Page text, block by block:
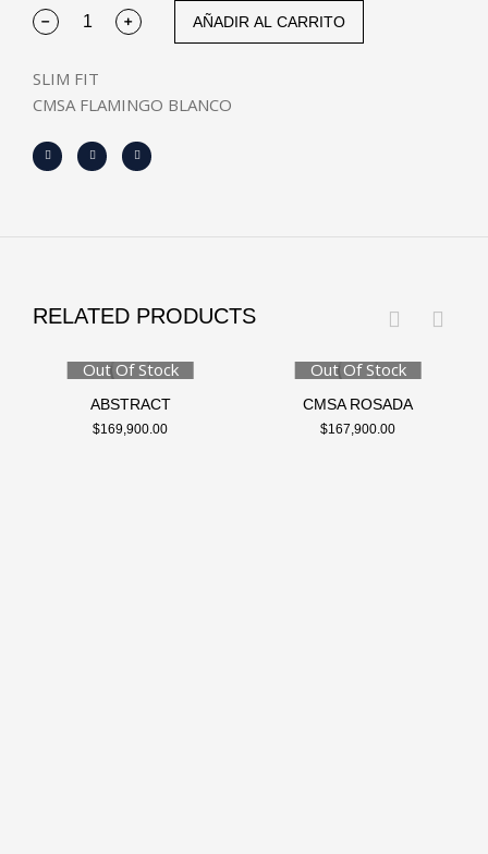
AÑADIR AL CARRITO
SLIM FIT
CMSA FLAMINGO BLANCO
RELATED PRODUCTS
Out Of Stock
ABSTRACT
$169,900.00
Out Of Stock
CMSA ROSADA
$167,900.00